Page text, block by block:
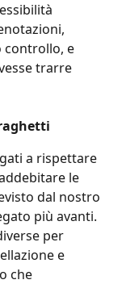
controllo, e
trarre
a rispettare
le
dal nostro
più avanti.
per
e
che